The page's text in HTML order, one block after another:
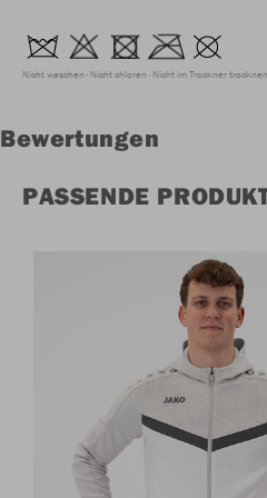
Nicht waschen Nicht chloren Nicht im Trockner trocknen
Bewertungen
PASSENDE